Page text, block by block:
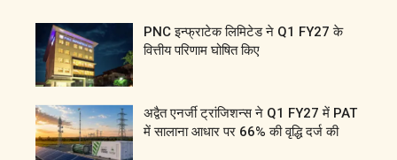
PNC इन्फ्राटेक लिमिटेड ने Q1 FY27 के
वित्तीय परिणाम घोषित किए
अद्वैत एनर्जी ट्रांजिशन्स ने Q1 FY27 में PAT
में सालाना आधार पर 66% की वृद्धि दर्ज की